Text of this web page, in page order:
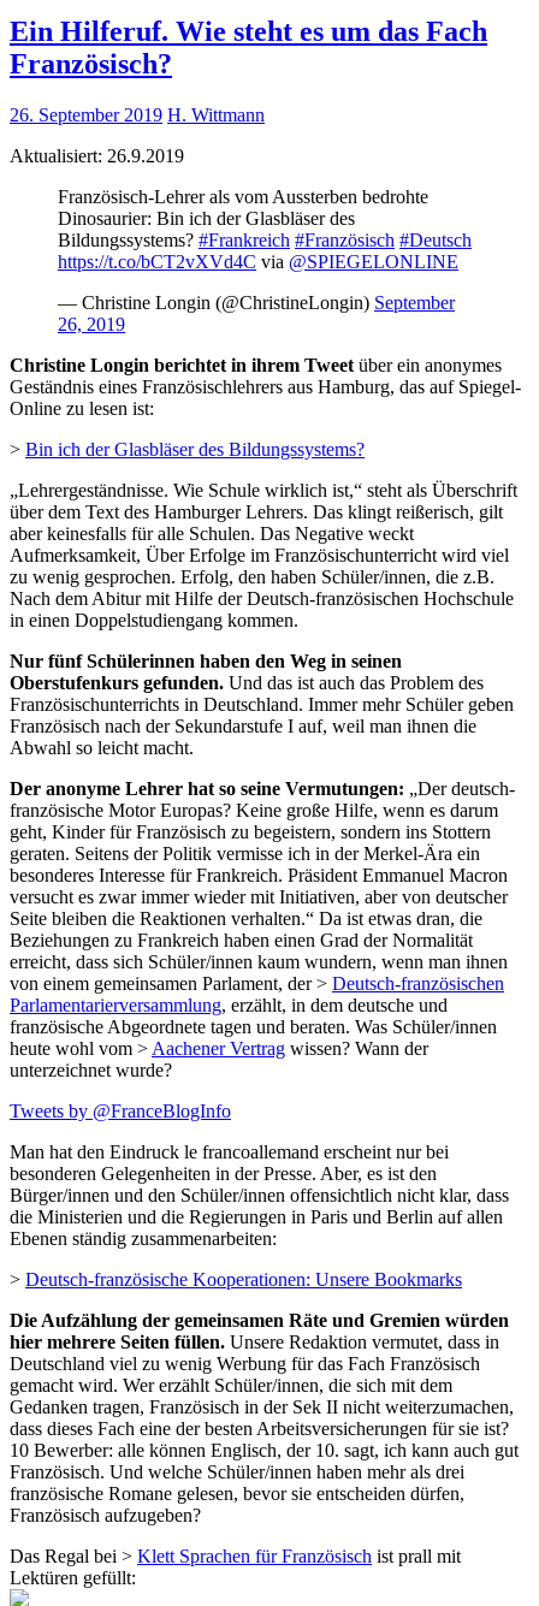
Ein Hilferuf. Wie steht es um das Fach
Französisch?
26. September 2019 H. Wittmann
Aktualisiert: 26.9.2019
Französisch-Lehrer als vom Aussterben bedrohte
Dinosaurier: Bin ich der Glasbläser des
Bildungssystems? #Frankreich #Französisch #Deutsch
https://t.co/bCT2vXVd4C via @SPIEGELONLINE
— Christine Longin (@ChristineLongin) September
26, 2019
Christine Longin berichtet in ihrem Tweet über ein anonymes
Geständnis eines Französischlehrers aus Hamburg, das auf Spiegel-
Online zu lesen ist:
> Bin ich der Glasbläser des Bildungssystems?
„Lehrergeständnisse. Wie Schule wirklich ist,“ steht als Überschrift
über dem Text des Hamburger Lehrers. Das klingt reißerisch, gilt
aber keinesfalls für alle Schulen. Das Negative weckt
Aufmerksamkeit, Über Erfolge im Französischunterricht wird viel
zu wenig gesprochen. Erfolg, den haben Schüler/innen, die z.B.
Nach dem Abitur mit Hilfe der Deutsch-französischen Hochschule
in einen Doppelstudiengang kommen.
Nur fünf Schülerinnen haben den Weg in seinen
Oberstufenkurs gefunden. Und das ist auch das Problem des
Französischunterrichts in Deutschland. Immer mehr Schüler geben
Französisch nach der Sekundarstufe I auf, weil man ihnen die
Abwahl so leicht macht.
Der anonyme Lehrer hat so seine Vermutungen: „Der deutsch-
französische Motor Europas? Keine große Hilfe, wenn es darum
geht, Kinder für Französisch zu begeistern, sondern ins Stottern
geraten. Seitens der Politik vermisse ich in der Merkel-Ära ein
besonderes Interesse für Frankreich. Präsident Emmanuel Macron
versucht es zwar immer wieder mit Initiativen, aber von deutscher
Seite bleiben die Reaktionen verhalten.“ Da ist etwas dran, die
Beziehungen zu Frankreich haben einen Grad der Normalität
erreicht, dass sich Schüler/innen kaum wundern, wenn man ihnen
von einem gemeinsamen Parlament, der > Deutsch-französischen
Parlamentarierversammlung, erzählt, in dem deutsche und
französische Abgeordnete tagen und beraten. Was Schüler/innen
heute wohl vom > Aachener Vertrag wissen? Wann der
unterzeichnet wurde?
Tweets by @FranceBlogInfo
Man hat den Eindruck le francoallemand erscheint nur bei
besonderen Gelegenheiten in der Presse. Aber, es ist den
Bürger/innen und den Schüler/innen offensichtlich nicht klar, dass
die Ministerien und die Regierungen in Paris und Berlin auf allen
Ebenen ständig zusammenarbeiten:
> Deutsch-französische Kooperationen: Unsere Bookmarks
Die Aufzählung der gemeinsamen Räte und Gremien würden
hier mehrere Seiten füllen. Unsere Redaktion vermutet, dass in
Deutschland viel zu wenig Werbung für das Fach Französisch
gemacht wird. Wer erzählt Schüler/innen, die sich mit dem
Gedanken tragen, Französisch in der Sek II nicht weiterzumachen,
dass dieses Fach eine der besten Arbeitsversicherungen für sie ist?
10 Bewerber: alle können Englisch, der 10. sagt, ich kann auch gut
Französisch. Und welche Schüler/innen haben mehr als drei
französische Romane gelesen, bevor sie entscheiden dürfen,
Französisch aufzugeben?
Das Regal bei > Klett Sprachen für Französisch ist prall mit
Lektüren gefüllt: